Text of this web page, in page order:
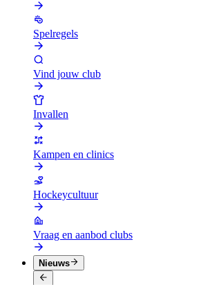
Spelregels
Vind jouw club
Invallen
Kampen en clinics
Hockeycultuur
Vraag en aanbod clubs
Nieuws